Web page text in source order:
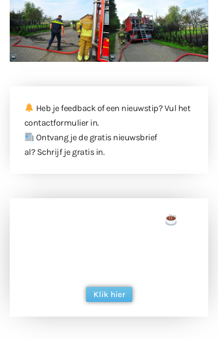
Heb je feedback of een nieuwstip? Vul het
contactformulierin.
Ontvang je de gratis nieuwsbrief
al? Schrijf je gratis in.
Klik hier